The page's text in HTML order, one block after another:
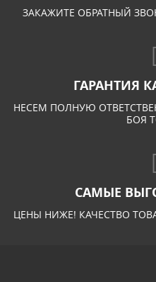
ЗАКАЖИТЕ ОБРАТНЫЙ
ГАРАНТИЯ
НЕСЕМ ПОЛНУЮ
БОЯ
САМЫЕ
ЦЕНЫ НИЖЕ! КАЧЕСТВО